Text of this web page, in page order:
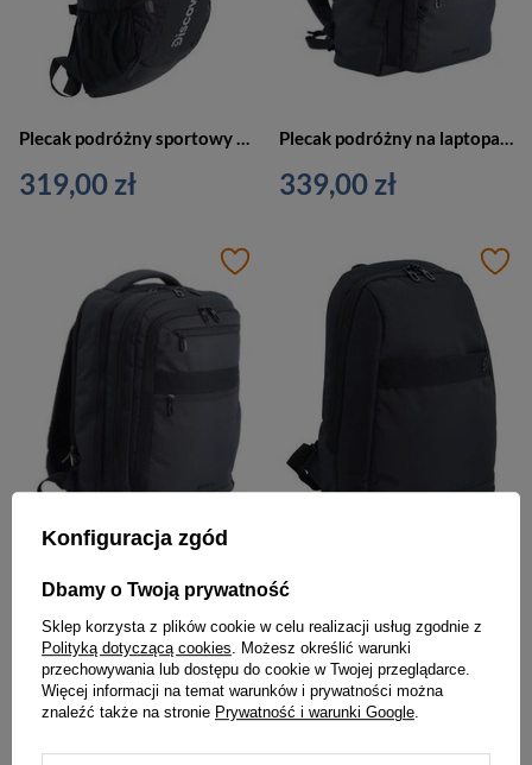
Plecak podróżny sportowy turystyczny czarny - Discovery OUTDOOR D00611.06
319,00 zł
Plecak podróżny na laptopa czarny - Discovery DOWNTOWN D00943.06
339,00 zł
399,00 zł 189,00 zł
Konfiguracja zgód
Dbamy o Twoją prywatność
Sklep korzysta z plików cookie w celu realizacji usług zgodnie z
Polityką dotyczącą cookies. Możesz określić warunki
przechowywania lub dostępu do cookie w Twojej przeglądarce.
Więcej informacji na temat warunków i prywatności można
znaleźć także na stronie Prywatność i warunki Google.